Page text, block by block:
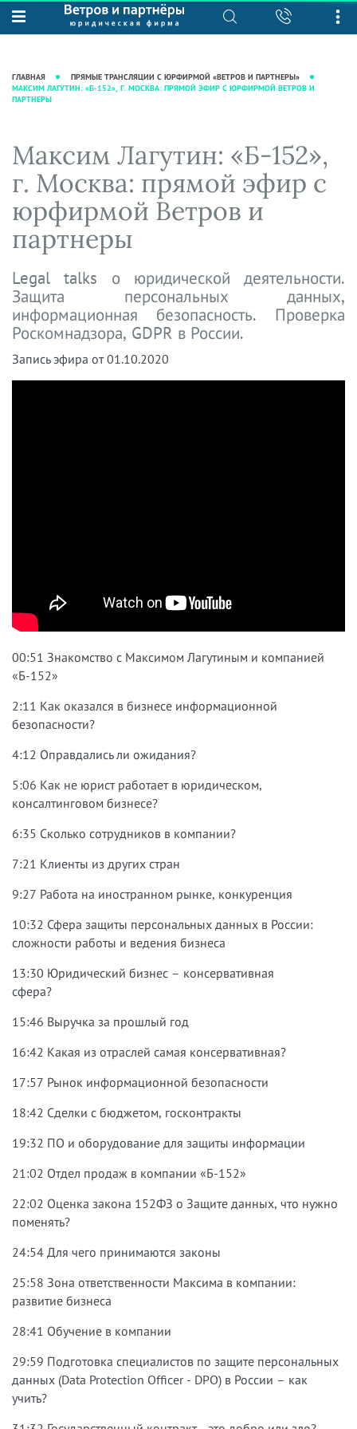
О нас
Рекомендации
Преимущества юридической
фирмы
Кейсы
Вакансии
Юридические услуги
Интеллектуальная собственность
Налоговая практика
Сопровождение бизнеса
Ведение уголовных дел
Защита активов
Ведение дел о банкротстве
База знаний
практики"
Аудиоподкасты
Видеоподкасты
Справочная
Вопросы-ответы
Прямые эфиры
ГЛАВНАЯ
ПРЯМЫЕ ТРАНСЛЯЦИИ С ЮРФИРМОЙ «ВЕТРОВ И ПАРТНЕРЫ»
МАКСИМ ЛАГУТИН: «Б-152», Г. МОСКВА: ПРЯМОЙ ЭФИР С ЮРФИРМОЙ ВЕТРОВ И
ПАРТНЕРЫ
Максим Лагутин: «Б-152»,
г. Москва: прямой эфир с
юрфирмой Ветров и
партнеры
Legal talks о юридической деятельности.
Защита персональных данных,
информационная безопасность. Проверка
Роскомнадзора, GDPR в России.
Запись эфира от 01.10.2020
00:51 Знакомство с Максимом Лагутиным и компанией
«Б-152»
2:11 Как оказался в бизнесе информационной
безопасности?
4:12 Оправдались ли ожидания?
5:06 Как не юрист работает в юридическом,
консалтинговом бизнесе?
6:35 Сколько сотрудников в компании?
7:21 Клиенты из других стран
9:27 Работа на иностранном рынке, конкуренция
10:32 Сфера защиты персональных данных в России:
сложности работы и ведения бизнеса
13:30 Юридический бизнес – консервативная
сфера?
15:46 Выручка за прошлый год
16:42 Какая из отраслей самая консервативная?
17:57 Рынок информационной безопасности
18:42 Сделки с бюджетом, госконтракты
19:32 ПО и оборудование для защиты информации
21:02 Отдел продаж в компании «Б-152»
22:02 Оценка закона 152ФЗ о Защите данных, что нужно
поменять?
24:54 Для чего принимаются законы
25:58 Зона ответственности Максима в компании:
развитие бизнеса
28:41 Обучение в компании
29:59 Подготовка специалистов по защите персональных
данных (Data Protection Officer - DPO) в России – как
учить?